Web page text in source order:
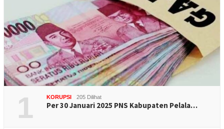
1 KORUPSI 205 Dilihat
Per 30 Januari 2025 PNS Kabupaten Pelala…